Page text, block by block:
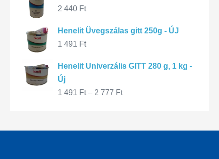
2 440 Ft
Henelit Üvegszálas gitt 250g - ÚJ
1 491 Ft
Henelit Univerzális GITT 280 g, 1 kg -
Új
1 491 Ft – 2 777 Ft